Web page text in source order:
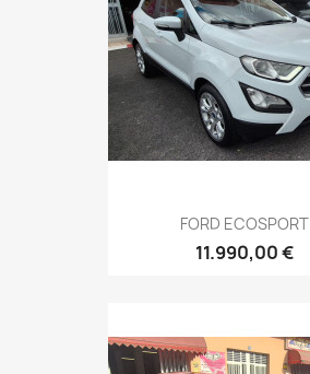
FORD ECOSPORT
11.990,00 €